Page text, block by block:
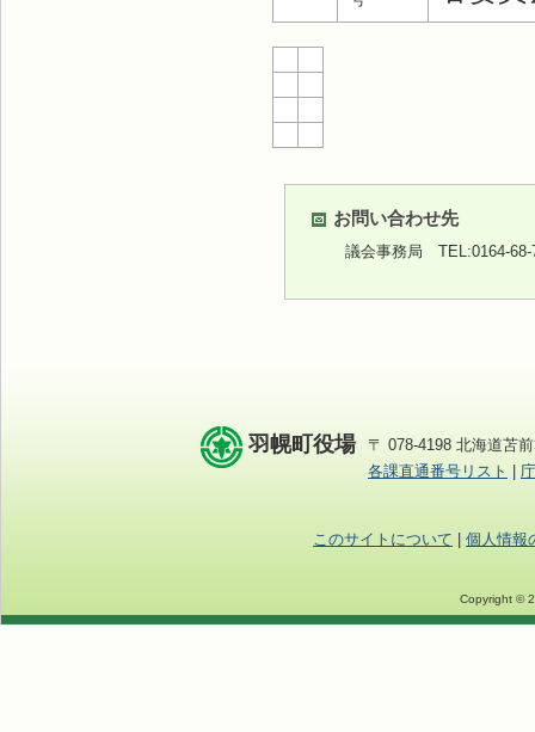
お問い合わせ先
議会事務局 TEL:0164-
羽幌町役場
〒 078-4198 北海道苫
各課直通番号リスト
このサイトについて 個人情報
Copyright ©